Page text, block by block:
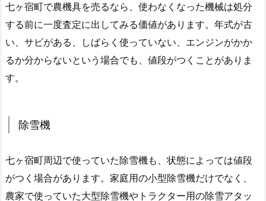
七ヶ宿町で農機具を売るなら、使わなくなった機械は処分
する前に一度査定に出してみる価値があります。年式が古
い、サビがある、しばらく使っていない、エンジンがかか
るか分からないという場合でも、値段がつくことがありま
す。
除雪機
七ヶ宿町周辺で使っていた除雪機も、状態によっては値段
がつく場合があります。家庭用の小型除雪機だけでなく、
農家で使っていた大型除雪機やトラクター用の除雪アタッ